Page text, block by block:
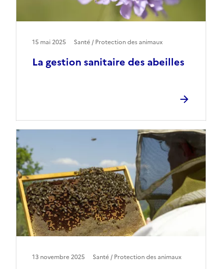
La gestion sanitaire des abeilles
15 mai 2025 Santé / Protection des animaux
13 novembre 2025 Santé / Protection des animaux